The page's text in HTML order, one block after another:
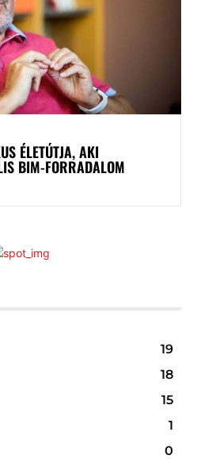
ÉLETÚTJA, AKI
BIM-FORRADALOM
19
18
15
1
0